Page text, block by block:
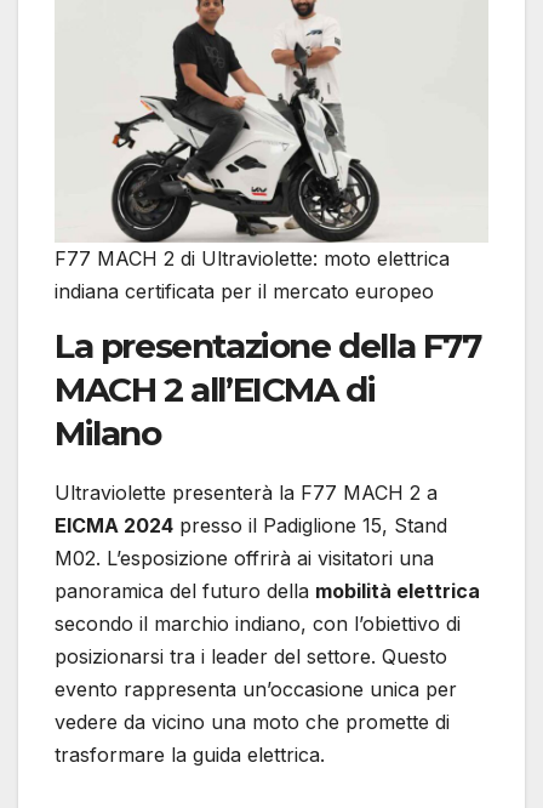
F77 MACH 2 di Ultraviolette: moto elettrica
indiana certificata per il mercato europeo
La presentazione della F77
MACH 2 all’EICMA di
Milano
Ultraviolette presenterà la F77 MACH 2 a
EICMA 2024 presso il Padiglione 15, Stand
M02. L’esposizione offrirà ai visitatori una
panoramica del futuro della mobilità elettrica
secondo il marchio indiano, con l’obiettivo di
posizionarsi tra i leader del settore. Questo
evento rappresenta un’occasione unica per
vedere da vicino una moto che promette di
trasformare la guida elettrica.